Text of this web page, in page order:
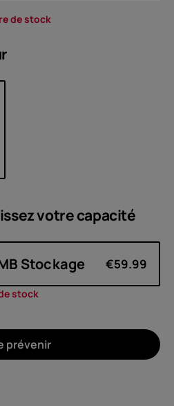
de stock
votrecapacité
Stockage €59.99
stock
prévenir